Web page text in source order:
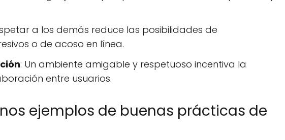
a los demás reduce las posibilidades de
o de acoso en línea.
: Un ambiente amigable y respetuoso incentiva la
entre usuarios.
ejemplos de buenas prácticas de